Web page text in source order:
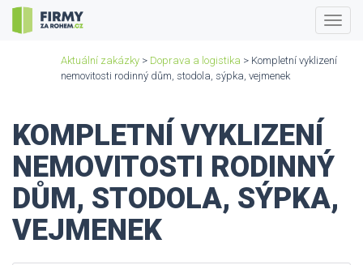
Aktuální zakázky > Doprava a logistika > Kompletní vyklizení
nemovitosti rodinný dům, stodola, sýpka, vejmenek
KOMPLETNÍ VYKLIZENÍ
NEMOVITOSTI RODINNÝ
DŮM, STODOLA, SÝPKA,
VEJMENEK